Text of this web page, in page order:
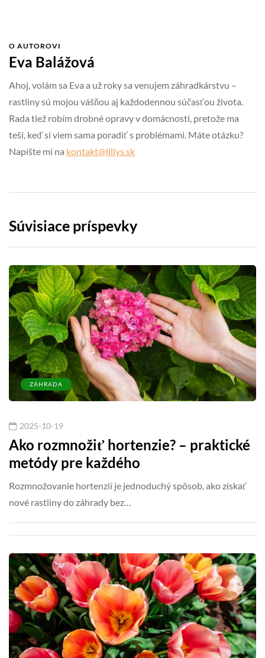
O AUTOROVI
Eva Balážová
Ahoj, volám sa Eva a už roky sa venujem záhradkárstvu –
rastliny sú mojou vášňou aj každodennou súčasťou života.
Rada tiež robím drobné opravy v domácnosti, pretože ma
teší, keď si viem sama poradiť s problémami. Máte otázku?
Napíšte mi na kontakt@lillys.sk
Súvisiace príspevky
ZÁHRADA
2025-10-19
Ako rozmnožiť hortenzie? – praktické
metódy pre každého
Rozmnožovanie hortenzií je jednoduchý spôsob, ako získať
nové rastliny do záhrady bez…